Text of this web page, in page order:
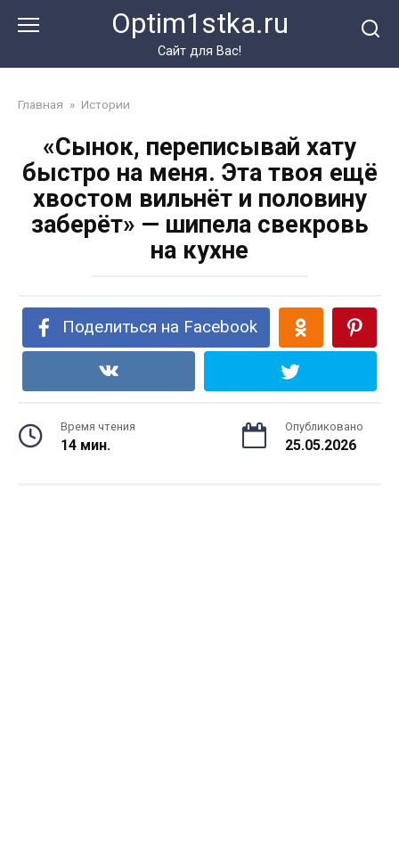
Optim1stka.ru
Сайт для Вас!
Главная » Истории
«Сынок, переписывай хату
быстро на меня. Эта твоя ещё
хвостом вильнёт и половину
заберёт» — шипела свекровь
на кухне
Поделиться на Facebook
Время чтения
14 мин.
Опубликовано
25.05.2026